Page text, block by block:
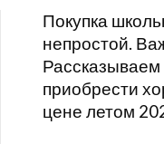
Покупка
непростой.
приобрести
цене летом